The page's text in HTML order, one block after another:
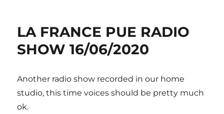
LA FRANCE PUE RADIO
SHOW 16/06/2020
Another radio show recorded in our home
studio, this time voices should be pretty much
ok.